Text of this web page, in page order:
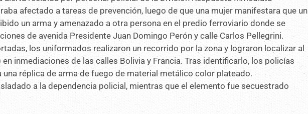
afectado a tareas de prevención, luego de que una mujer manifestara que un
un arma y amenazado a otra persona en el predio ferroviario donde se
de avenida Presidente Juan Domingo Perón y calle Carlos Pellegrini.
los uniformados realizaron un recorrido por la zona y lograron localizar al
inmediaciones de las calles Bolivia y Francia. Tras identificarlo, los policías
réplica de arma de fuego de material metálico color plateado.
a la dependencia policial, mientras que el elemento fue secuestrado